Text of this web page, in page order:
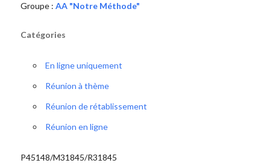
Groupe : AA "Notre Méthode"
Catégories
En ligne uniquement
Réunion à thème
Réunion de rétablissement
Réunion en ligne
P45148/M31845/R31845